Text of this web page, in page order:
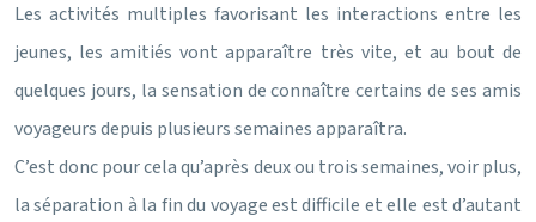
Les activités multiples favorisant les interactions entre les
jeunes, les amitiés vont apparaître très vite, et au bout de
quelques jours, la sensation de connaître certains de ses amis
voyageurs depuis plusieurs semaines apparaîtra.
C’est donc pour cela qu’après deux ou trois semaines, voir plus,
la séparation à la fin du voyage est difficile et elle est d’autant